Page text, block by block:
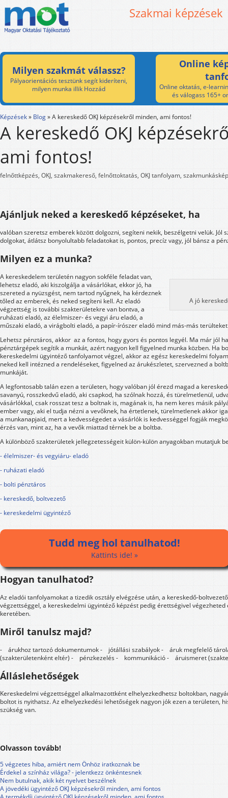
Szakmai képzések
Milyen szakmát válassz?
Pályaorientációs tesztünk segít kideríteni,
milyen munka illik Hozzád
Online
Online oktatás, e-
és válogass 165+
Képzések» Blog»A kereskedő OKJ képzésekről minden, ami fontos!
A kereskedő OKJ
ami fontos!
felnőttképzés, OKJ, szakmakereső, felnőttoktatás, OKJ tanfolyam,
Ajánljuk neked a kereskedő képzéseket, ha
valóban szeretsz emberek között dolgozni, segíteni nekik, beszélgetni velük. Jól
dolgokat, átlátsz bonyolultabb feladatokat is, pontos, precíz vagy, jól bánsz a
Milyen ez a munka?
A jó
A kereskedelem területén nagyon sokféle feladat van,
lehetsz eladó, aki kiszolgálja a vásárlókat, ekkor jó, ha
szereted a nyüzsgést, nem tartod nyűgnek, ha kérdeznek
tőled az emberek, és neked segíteni kell. Az eladó
végzettség is további szakterületekre van bontva, a
ruházati eladó, az élelmiszer- és vegyi áru eladó, a
műszaki eladó, a virágbolti eladó, a papír-írószer eladó mind más-más
Lehetsz pénztáros, akkor az a fontos, hogy gyors és pontos legyél. Ma már jól
pénztárgépek segítik a munkát, azért nagyon kell figyelned munka közben. Ha
kereskedelmi ügyintéző tanfolyamot végzel, akkor az egész kereskedelmi
neked kell intézned a rendeléseket, figyelned az árukészletet, szervezned a
munkáját.
A legfontosabb talán ezen a területen, hogy valóban jól érezd magad a
savanyú, rosszkedvű eladó, aki csapkod, ha szólnak hozzá, és türelmetlenül,
vásárlókkal, csak rosszat tesz a boltnak is, magának is, ha nem keres másik
ember vagy, aki el tudja nézni a vevőknek, ha értetlenek, türelmetlenek akkor
a munkanapjaid, mert a kedvességedet a vásárlók is kedvességgel fogják
érzés van, mint az, ha a vevők miattad térnek be a boltba.
A különböző szakterületek jellegzetességeit külön-külön anyagokban mutatjuk
- élelmiszer- és vegyiáru- eladó
- ruházati eladó
- bolti pénztáros
- kereskedő, boltvezető
- kereskedelmi ügyintéző
Tudd meg hol tanulhatod!
Kattints ide! »
Hogyan tanulhatod?
Az eladói tanfolyamokat a tizedik osztály elvégzése után, a kereskedő-
végzettséggel, a kereskedelmi ügyintéző képzést pedig érettségivel végezheted
keretében.
Miről tanulsz majd?
- árukhoz tartozó dokumentumok - jótállási szabályok - áruk megfelelő
(szakterületenként eltér) - pénzkezelés - kommunikáció - áruismeret
Álláslehetőségek
Kereskedelmi végzettséggel alkalmazottként elhelyezkedhetsz boltokban,
boltot is nyithatsz. Az elhelyezkedési lehetőségek nagyon jók ezen a területen,
szükség van.
Olvasson tovább!
5 végzetes hiba, amiért nem Önhöz iratkoznak be
Érdekel a színház világa? - jelentkezz önkéntesnek
Nem butulnak, akik két nyelvet beszélnek
A jövedéki ügyintéző OKJ képzésekről minden, ami fontos